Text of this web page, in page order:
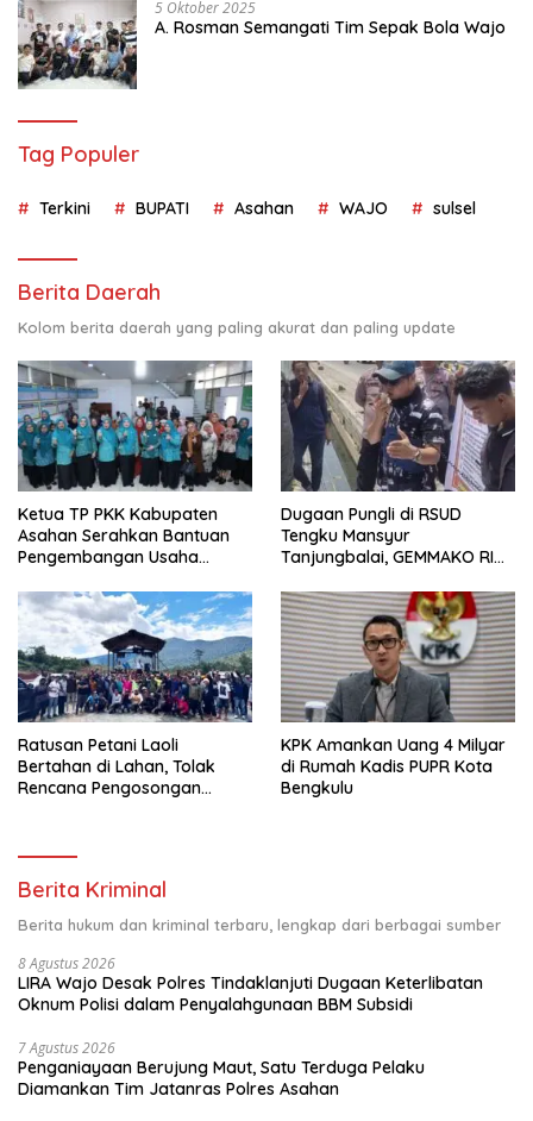
5 Oktober 2025
A. Rosman Semangati Tim Sepak Bola Wajo
Tag Populer
Terkini BUPATI Asahan WAJO sulsel
Berita Daerah
Kolom berita daerah yang paling akurat dan paling update
Ketua TP PKK Kabupaten
Asahan Serahkan Bantuan
Pengembangan Usaha
Pemberdayaan dan
Kesejahteraan Keluarga di
Kelurahan Sentang
Dugaan Pungli di RSUD
Tengku Mansyur
Tanjungbalai, GEMMAKO RI
Tuntas
Ratusan Petani Laoli
Bertahan di Lahan, Tolak
Rencana Pengosongan
KPK Amankan Uang 4 Milyar
di Rumah Kadis PUPR Kota
Bengkulu
Berita Kriminal
Berita hukum dan kriminal terbaru, lengkap dari berbagai sumber
8 Agustus 2026
LIRA Wajo Desak Polres Tindaklanjuti Dugaan Keterlibatan
Oknum Polisi dalam Penyalahgunaan BBM Subsidi
7 Agustus 2026
Penganiayaan Berujung Maut, Satu Terduga Pelaku
Diamankan Tim Jatanras Polres Asahan